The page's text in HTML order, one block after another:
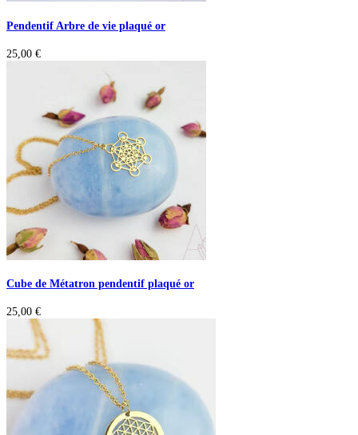
Pendentif Arbre de vie plaqué or
25,00 €
Cube de Métatron pendentif plaqué or
25,00 €